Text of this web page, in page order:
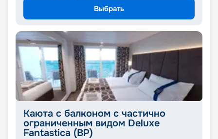
Выбрать
Каюта с балконом с частично
ограниченным видом Deluxe
Fantastica (BP)